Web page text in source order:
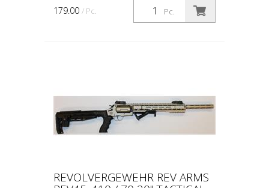
Pc.
179.00 / Pc.
REVOLVERGEWEHR REV ARMS